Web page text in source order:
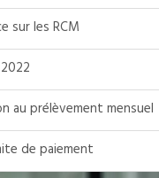
sur les RCM
au prélèvement mensuel
de paiement